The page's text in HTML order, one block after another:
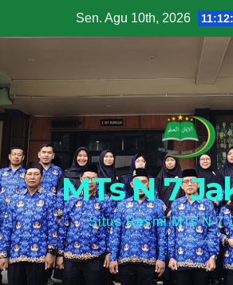
to
Sen. Agu 10th, 2026
MTs N 7
Situs Resmi MTs N 7